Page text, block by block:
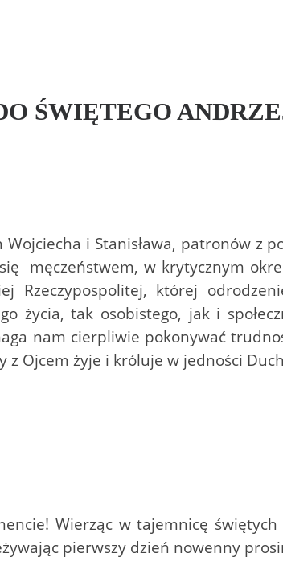
ŚWIĘTEGO
i Stanisława, patronów z
męczeństwem, w krytycznym
Rzeczypospolitej, której
życia, tak osobistego, jak i
nam cierpliwie pokonywać
z Ojcem żyje i króluje w jedności
Wierząc w tajemnicę
pierwszy dzień nowenny